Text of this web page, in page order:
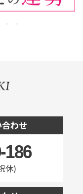
わせ
186
休)